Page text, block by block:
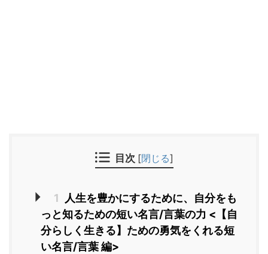
目次 [閉じる]
1
人生を豊かにするために、自分をも
っと知るための短い名言/言葉の力 <【自
分らしく生きる】ための勇気をくれる短
い名言/言葉 編>